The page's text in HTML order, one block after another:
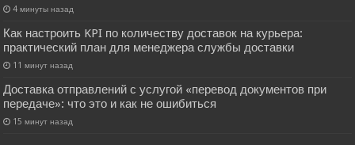
4 минуты назад
Как настроить KPI по количеству доставок на курьера:
практический план для менеджера службы доставки
11 минут назад
Доставка отправлений с услугой «перевод документов при
передаче»: что это и как не ошибиться
15 минут назад